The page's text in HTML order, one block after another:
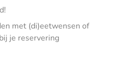
met (di)eetwensen of
je reservering